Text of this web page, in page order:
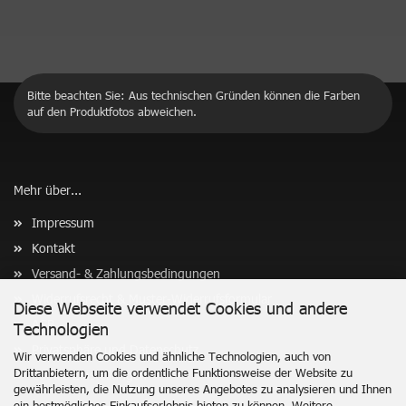
Diese Webseite verwendet Cookies und andere
Technologien
Wir verwenden Cookies und ähnliche Technologien, auch von
Drittanbietern, um die ordentliche Funktionsweise der Website zu
gewährleisten, die Nutzung unseres Angebotes zu analysieren und Ihnen
Bitte beachten Sie: Aus technischen Gründen können die Farben
auf den Produktfotos abweichen.
Mehr über...
Impressum
Kontakt
Versand- & Zahlungsbedingungen
Widerrufsrecht & Muster-Widerrufsformular
AGB
Privatsphäre und Datenschutz
Cookie Einstellungen